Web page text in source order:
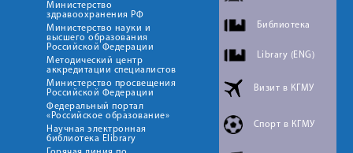
Министерство
здравоохранения РФ
Министерство науки и
высшего образования
Российской Федерации
Методический центр
аккредитации специалистов
Министерство просвещения
Российской Федерации
Федеральный портал
«Российское образование»
Научная электронная
библиотека Elibrary
Библиотека
Library (ENG)
Визит в КГМУ
Спорт в КГМУ